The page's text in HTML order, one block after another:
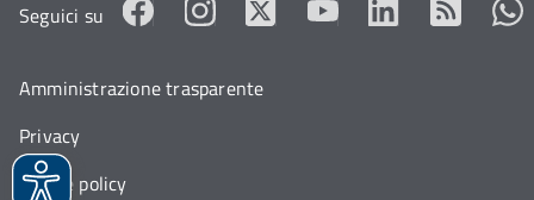
Seguici su
Amministrazione trasparente
Privacy
Cookie policy